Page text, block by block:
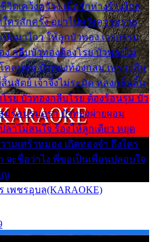
วิตเคว้งคว้าง เมื่อรักห่างร้างไกล
ครสักครั้ง อย่าไปหวังความรวย
ลมาไกว ให้ลูกบัวทอง เวรกรรม
ง กลีบบัวทองต้องโรย บัวทองไม่
คลนตม บัวทองท้องกลม เพราะลืม
นสัตย์ เจ้าจึงไม่ระมัด หลงกลิ่นลิ้น
รย บัวทองกลีบโรย ต้องร้อนรุม บัว
ร้อนรุมอุรา บัวทองผ่ายผอม
ลาไม่สนใจ ร้องไห้ลูกเดียว หยุด
ามเศร้าหมอง เถิดทองจ๋า ถึงใคร
จะชื่อว่าไง พี่ขอเป็นเพื่อนปลอบใจ
ญ
เพชรอุบล(KARAOKE)